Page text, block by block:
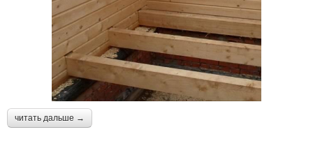
читать дальше →